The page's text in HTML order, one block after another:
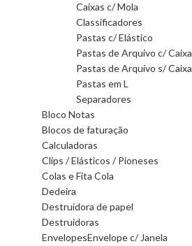
Caixas c/ Mola
Classificadores
Pastas c/ Elástico
Pastas de Arquivo c/ Caixa
Pastas de Arquivo s/ Caixa
Pastas em L
Separadores
Bloco Notas
Blocos de faturação
Calculadoras
Clips / Elásticos / Pioneses
Colas e Fita Cola
Dedeira
Destruidora de papel
Destruidoras
EnvelopesEnvelope c/ Janela